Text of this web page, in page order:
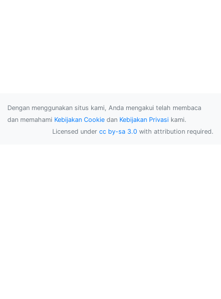
Dengan menggunakan situs kami, Anda mengakui telah membaca
dan memahami Kebijakan Cookie dan Kebijakan Privasi kami.
Licensed under cc by-sa 3.0 with attribution required.